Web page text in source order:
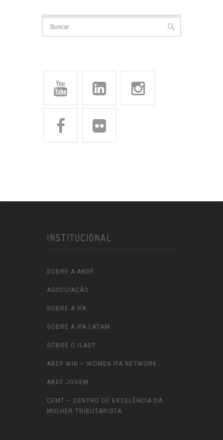
INSTITUCIONAL
SOBRE A ABDF
ASSOCIAÇÃO
SOBRE A IFA
SOBRE A IFA LATAM
SOBRE O ILADT
ABDF WIN – WOMEN IFA NETWORK
ABDF JOVEM
CEMT – CENTRO DE EXCELÊNCIA DA
MULHER TRIBUTARISTA